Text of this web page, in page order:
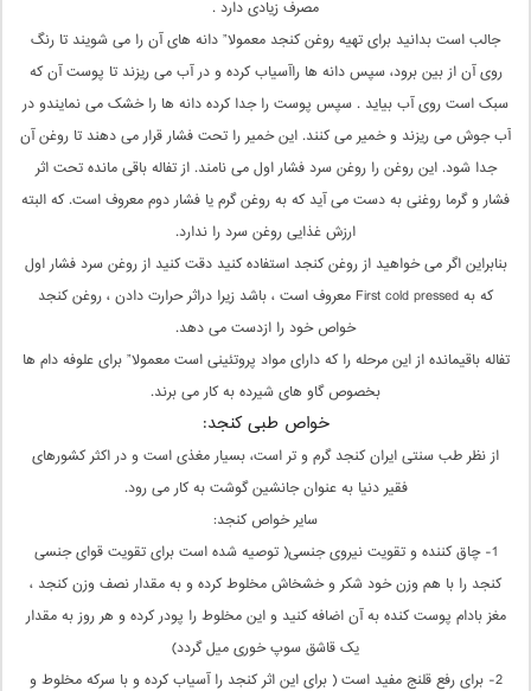
مصرف زیادی دارد .
جالب است بدانید برای تهیه روغن کنجد معمولا” دانه های آن را می شویند تا رنگ
روی آن از بین برود، سپس دانه ها راآسیاب کرده و در آب می ریزند تا پوست آن که
سبک است روی آب بیاید . سپس پوست را جدا کرده دانه ها را خشک می نمایندو در
آب جوش می ریزند و خمیر می کنند. این خمیر را تحت فشار قرار می دهند تا روغن آن
جدا شود. این روغن را روغن سرد فشار اول می نامند. از تفاله باقی مانده تحت اثر
فشار و گرما روغنی به دست می آید که به روغن گرم یا فشار دوم معروف است. که البته
ارزش غذایی روغن سرد را ندارد.
بنابراین اگر می خواهید از روغن کنجد استفاده کنید دقت کنید از روغن سرد فشار اول
که به First cold pressed معروف است ، باشد زیرا دراثر حرارت دادن ، روغن کنجد
خواص خود را ازدست می دهد.
تفاله باقیمانده از این مرحله را که دارای مواد پروتئینی است معمولا” برای علوفه دام ها
بخصوص گاو های شیرده به کار می برند.
خواص طبی کنجد:
از نظر طب سنتی ایران کنجد گرم و تر است، بسیار مغذی است و در اکثر کشورهای
فقیر دنیا به عنوان جانشین گوشت به کار می رود.
سایر خواص کنجد:
1- چاق کننده و تقویت نیروی جنسی( توصیه شده است برای تقویت قوای جنسی
کنجد را با هم وزن خود شکر و خشخاش مخلوط کرده و به مقدار نصف وزن کنجد ،
مغز بادام پوست کنده به آن اضافه کنید و این مخلوط را پودر کرده و هر روز به مقدار
یک قاشق سوپ خوری میل گردد)
2- برای رفع قلنج مفید است ( برای این اثر کنجد را آسیاب کرده و با سرکه مخلوط و